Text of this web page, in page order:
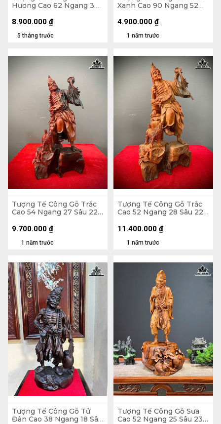
Hương Cao 62 Ngang 34
5 tháng trước
8.900.000 ₫
Xanh Cao 90 Ngang 52
1 năm trước
4.900.000 ₫
Tượng Tế Công Gỗ Trắc
Cao 54 Ngang 27 Sâu 22
1 năm trước
9.700.000 ₫
Tượng Tế Công Gỗ Trắc
Cao 52 Ngang 28 Sâu 22
1 năm trước
11.400.000 ₫
Tượng Tế Công Gỗ Tử
Đàn Cao 38 Ngang 18 Sâu
Tượng Tế Công Gỗ Sưa
Cao 52 Ngang 25 Sâu 23